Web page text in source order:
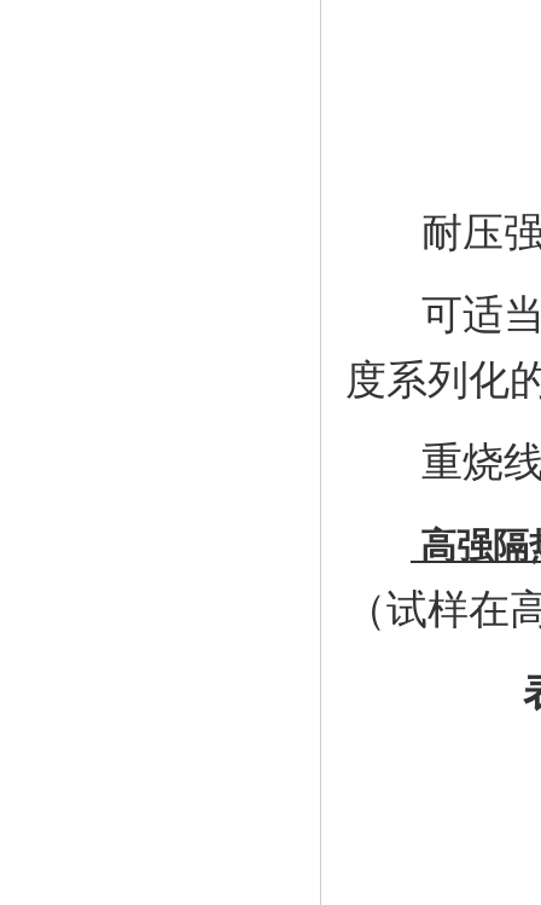
耐压强
可适当
度系列化
重烧线
高强隔
（试样在